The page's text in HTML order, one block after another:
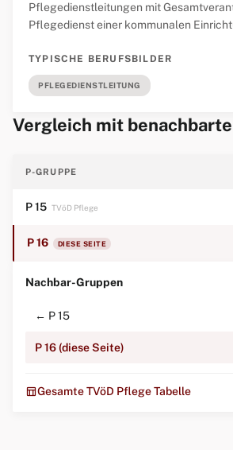
Pflegedienstleitungen mit
Pflegedienst einer kommunalen
TYPISCHE BERUFSBILDER
PFLEGEDIENSTLEITUNG
Vergleich mit
P-GRUPPE
P 15 TVöD Pflege
P 16 DIESE SEITE
Nachbar-Gruppen
← P 15
P 16 (diese Seite)
table_chartGesamte TVöD Pflege Tabelle